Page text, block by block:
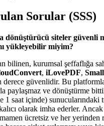
Sorular (SSS)
dönüştürücü siteler güvenli
yükleyebilir miyim?
bilinen, kurumsal şeffaflığa
, iLovePDF,
derece güvenlidir. Bu
paylaşmaz ve dönüştürme
1 saat içinde) sunucularındaki
olarak imha ederler. Ancak
ücretsiz ve her yerinden